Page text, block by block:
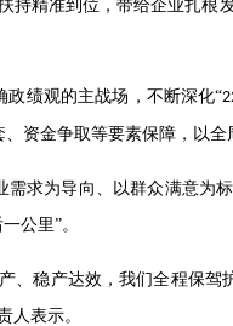
持精准到位，带给企业扎根
政绩观的主战场，不断深化“
资金争取等要素保障，以
需求为导向、以群众满意为
公里”。
、稳产达效，我们全程保
人表示。